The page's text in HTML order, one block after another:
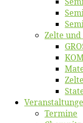
Zel­te
Ter­mi­ne